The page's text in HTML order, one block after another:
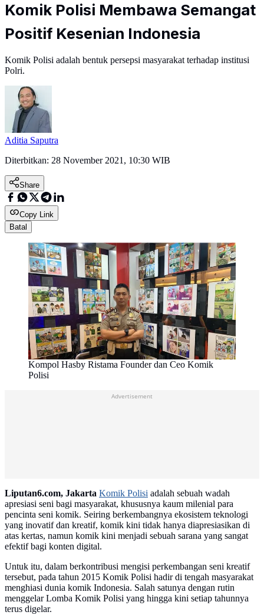
Komik Polisi Membawa Semangat
Positif Kesenian Indonesia
Komik Polisi adalah bentuk persepsi masyarakat terhadap institusi
Polri.
Aditia Saputra
Diterbitkan: 28 November 2021, 10:30 WIB
Share
Copy Link
Batal
Kompol Hasby Ristama Founder dan Ceo Komik
Polisi
Advertisement
Liputan6.com, Jakarta Komik Polisi adalah sebuah wadah
apresiasi seni bagi masyarakat, khususnya kaum milenial para
pencinta seni komik. Seiring berkembangnya ekosistem teknologi
yang inovatif dan kreatif, komik kini tidak hanya diapresiasikan di
atas kertas, namun komik kini menjadi sebuah sarana yang sangat
efektif bagi konten digital.
Untuk itu, dalam berkontribusi mengisi perkembangan seni kreatif
tersebut, pada tahun 2015 Komik Polisi hadir di tengah masyarakat
menghiasi dunia komik Indonesia. Salah satunya dengan rutin
menggelar Lomba Komik Polisi yang hingga kini setiap tahunnya
terus digelar.